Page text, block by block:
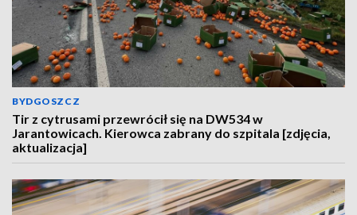
BYDGOSZCZ
Tir z cytrusami przewrócił się na DW534 w
Jarantowicach. Kierowca zabrany do szpitala [zdjęcia,
aktualizacja]